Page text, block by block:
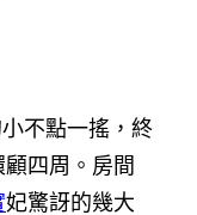
不點一搖，終
四周。房間
妃驚訝的幾大